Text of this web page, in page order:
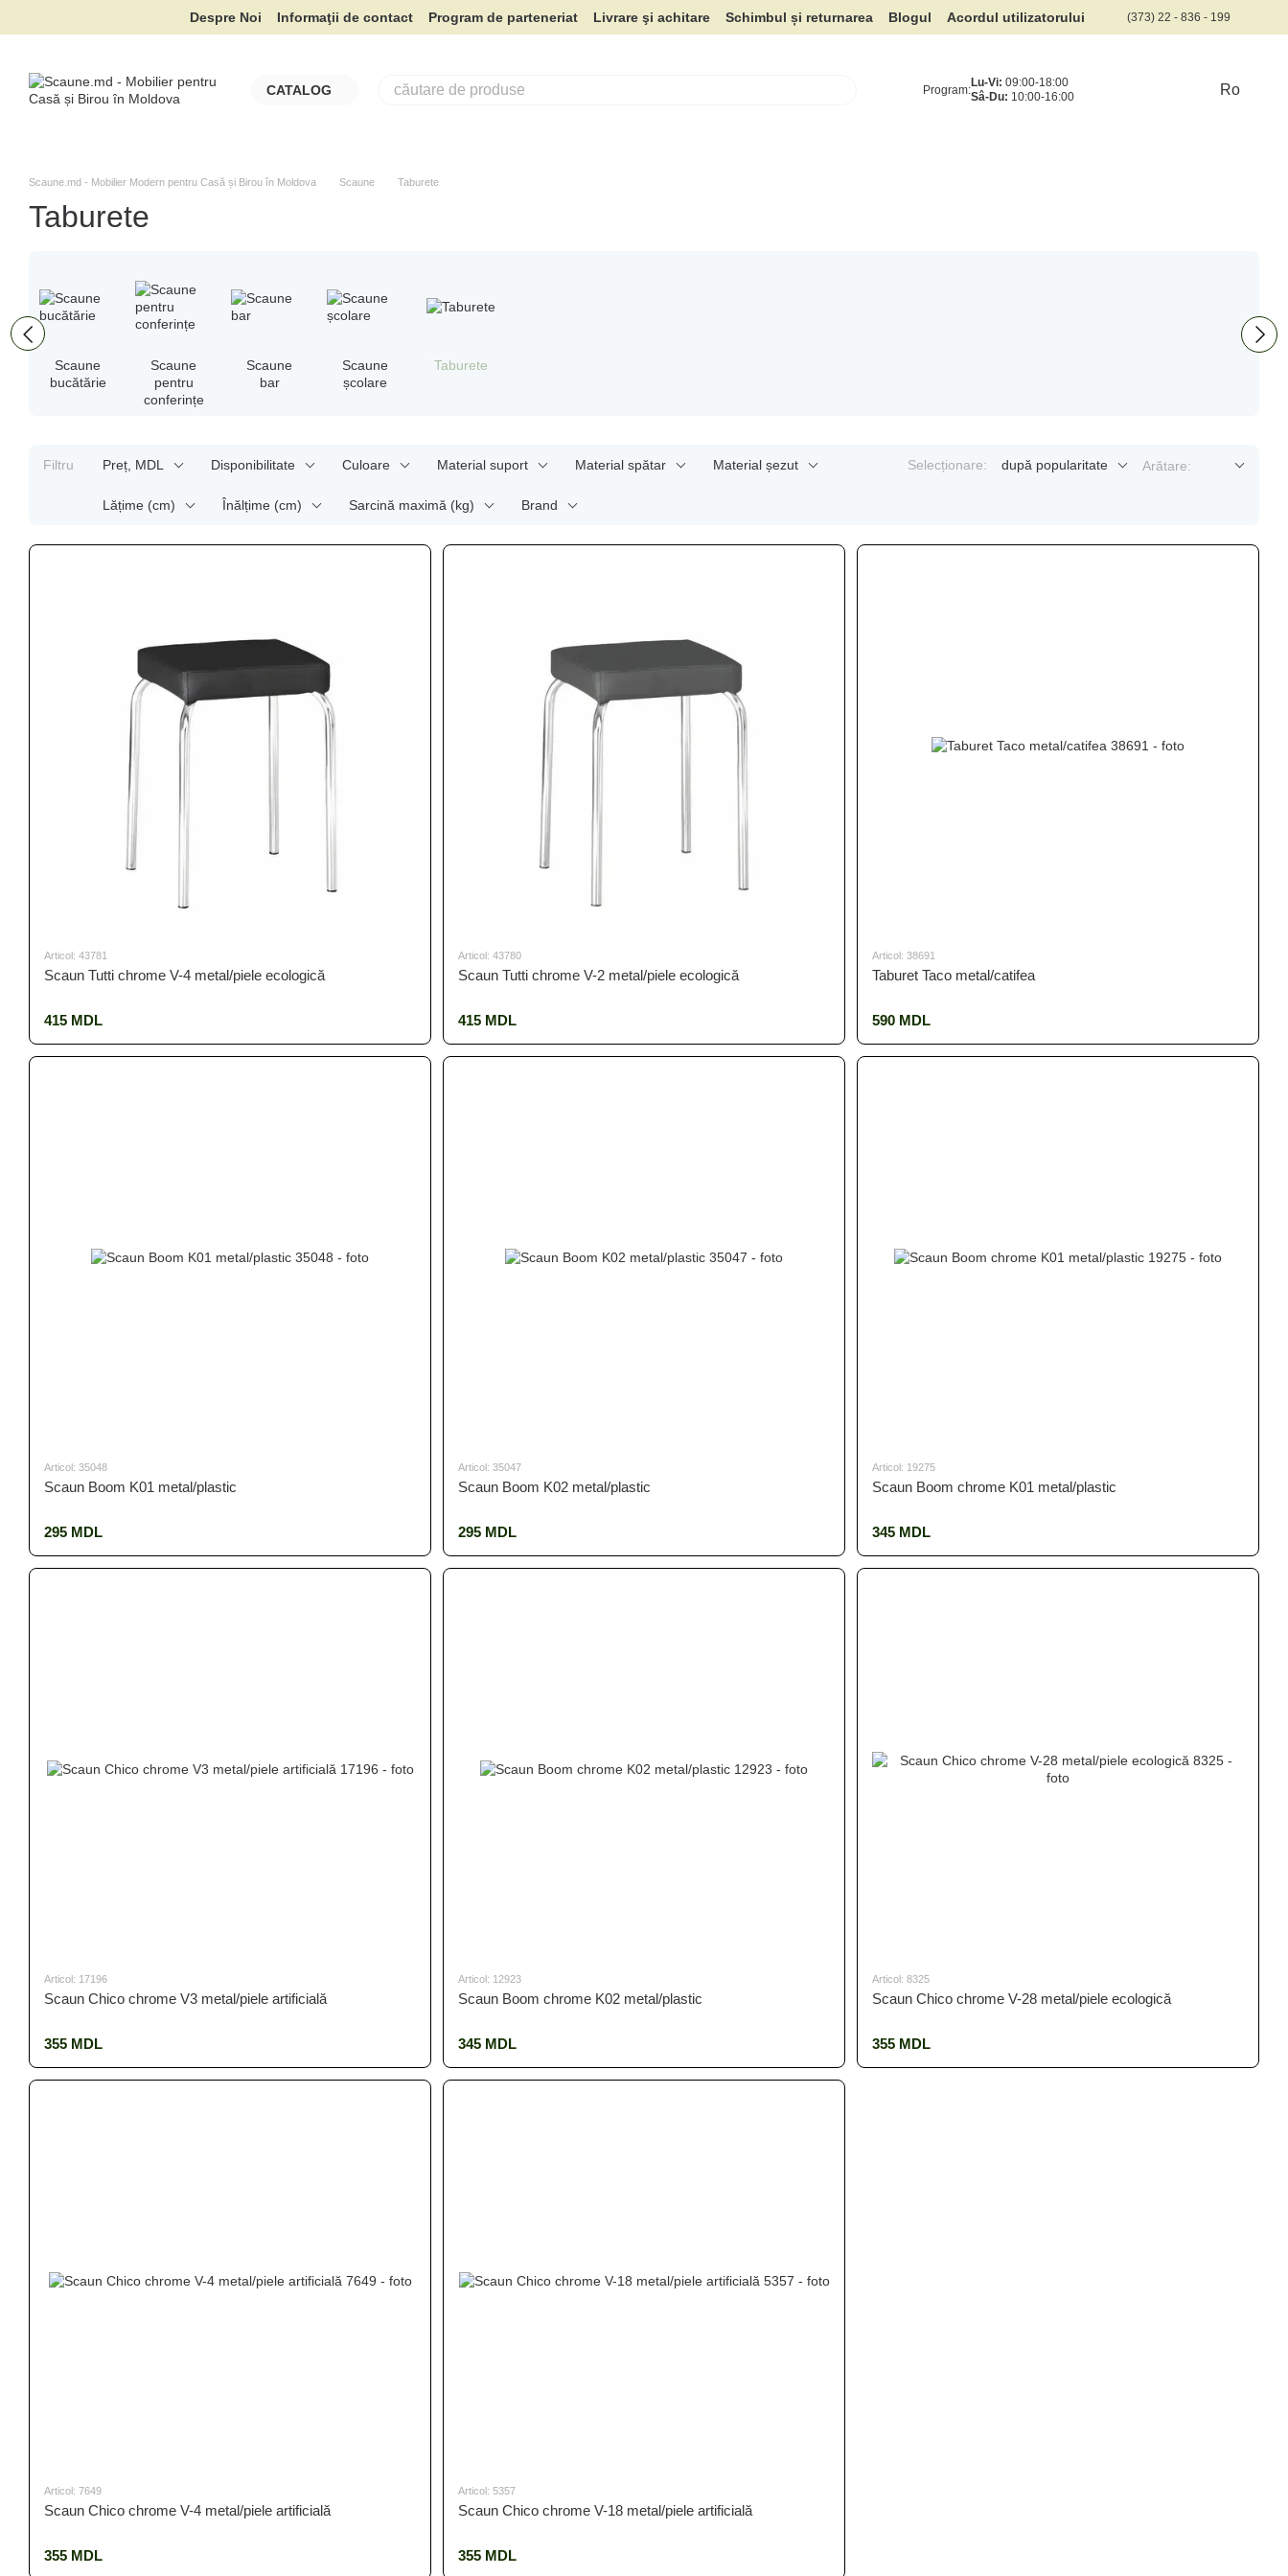
Despre Noi Informaţii de contact Program de parteneriat Livrare şi achitare Schimbul și returnarea Blogul Acordul utilizatorului (373) 22 - 836 - 199
CATALOG Program:
Lu-Vi: 09:00-18:00
Sâ-Du: 10:00-16:00 Ro
Scaune.md - Mobilier Modern pentru Casă și Birou în Moldova Scaune Taburete
Taburete
Scaune
bucătărie
Scaune
pentru
conferințe
Scaune
bar
Scaune
școlare
Taburete
Filtru Preț, MDL Disponibilitate Culoare Material suport Material spătar Material șezut
Lățime (cm) Înălțime (cm) Sarcină maximă (kg) Brand
Selecționare: după popularitate Arătare:
Articol: 43781
Scaun Tutti chrome V-4 metal/piele ecologică
415 MDL
Articol: 43780
Scaun Tutti chrome V-2 metal/piele ecologică
415 MDL
Articol: 38691
Taburet Taco metal/catifea
590 MDL
Articol: 35048
Scaun Boom K01 metal/plastic
295 MDL
Articol: 35047
Scaun Boom K02 metal/plastic
295 MDL
Articol: 19275
Scaun Boom chrome K01 metal/plastic
345 MDL
Articol: 17196
Scaun Chico chrome V3 metal/piele artificială
355 MDL
Articol: 12923
Scaun Boom chrome K02 metal/plastic
345 MDL
Articol: 8325
Scaun Chico chrome V-28 metal/piele ecologică
355 MDL
Articol: 7649
Scaun Chico chrome V-4 metal/piele artificială
355 MDL
Articol: 5357
Scaun Chico chrome V-18 metal/piele artificială
355 MDL